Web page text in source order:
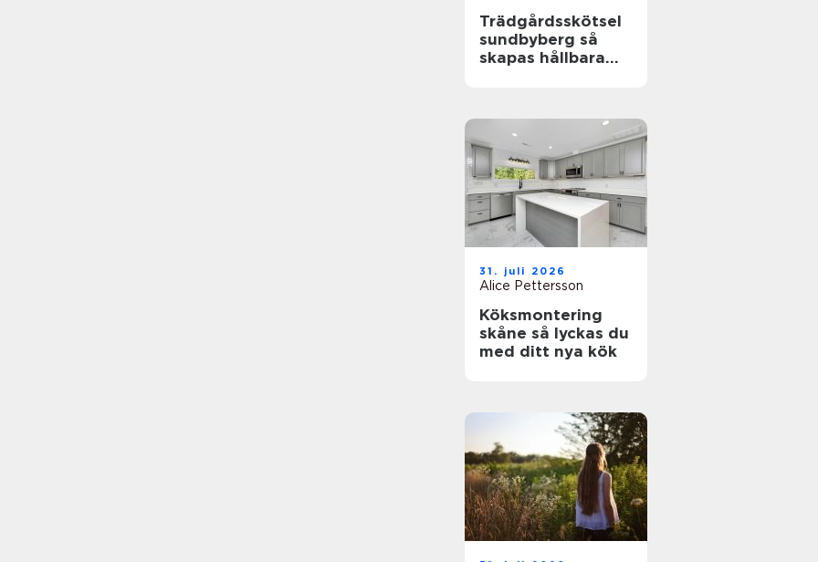
Trädgårdsskötsel
sundbyberg så
skapas hållbara
31. juli 2026
Alice Pettersson
Köksmontering
skåne så lyckas du
med ditt nya kök